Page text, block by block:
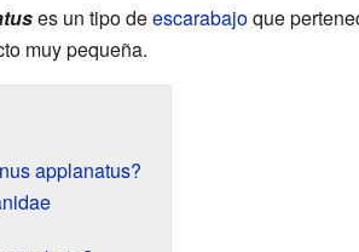
es un tipo deescarabajoque
muy pequeña.
applanatus?